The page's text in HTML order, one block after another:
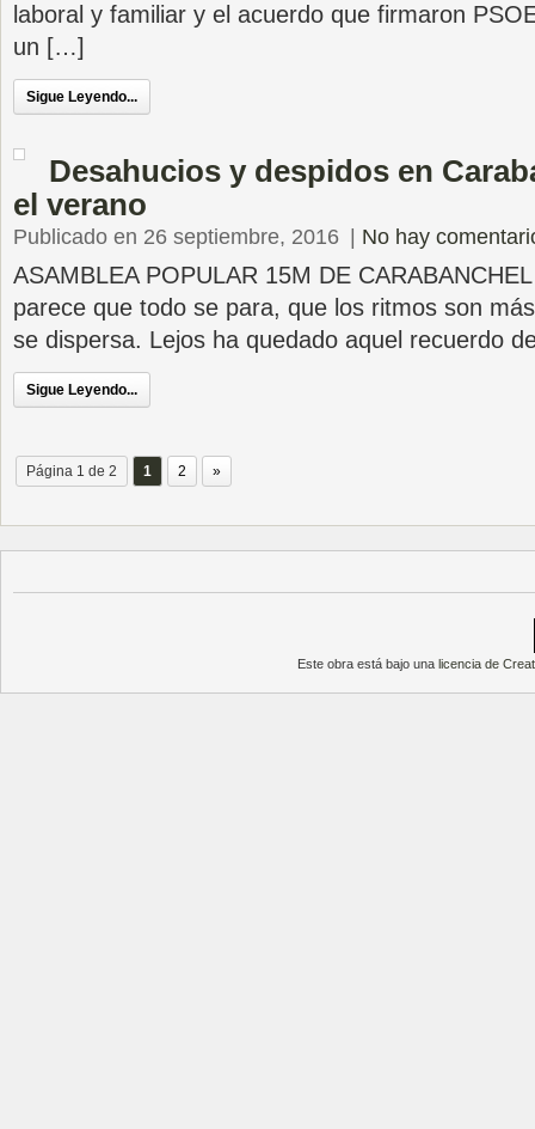
laboral y familiar y el acuerdo que firmaron
un […]
Sigue Leyendo...
Desahucios y despidos en
el verano
Publicado en 26 septiembre, 2016 No hay
ASAMBLEA POPULAR 15M DE
parece que todo se para, que los ritmos son
se dispersa. Lejos ha quedado aquel recuerdo
Sigue Leyendo...
Página 1 de 2 1 2 »
Este obra está bajo unalicencia de